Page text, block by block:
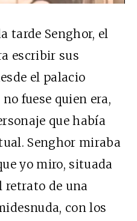
tarde Senghor, el
escribir sus
el palacio
fuese quien era,
que había
Senghor miraba
yo miro, situada
retrato de una
con los